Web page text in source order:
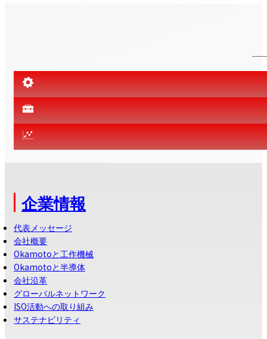
企業情報
代表メッセージ
会社概要
Okamotoと工作機械
Okamotoと半導体
会社沿革
グローバルネットワーク
ISO活動への取り組み
サステナビリティ